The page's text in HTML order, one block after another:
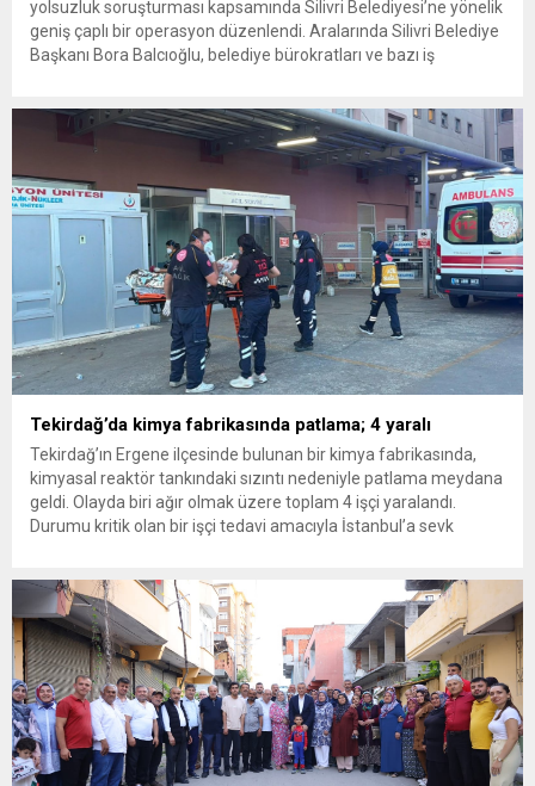
yolsuzluk soruşturması kapsamında Silivri Belediyesi’ne yönelik
geniş çaplı bir operasyon düzenlendi. Aralarında Silivri Belediye
Başkanı Bora Balcıoğlu, belediye bürokratları ve bazı iş
inceleme ve arama çalışmaları devam ediyor. İstanbul’da...
Tekirdağ’da kimya fabrikasında patlama; 4 yaralı
Tekirdağ’ın Ergene ilçesinde bulunan bir kimya fabrikasında,
kimyasal reaktör tankındaki sızıntı nedeniyle patlama meydana
geldi. Olayda biri ağır olmak üzere toplam 4 işçi yaralandı.
Durumu kritik olan bir işçi tedavi amacıyla İstanbul’a sevk
ilçesine...